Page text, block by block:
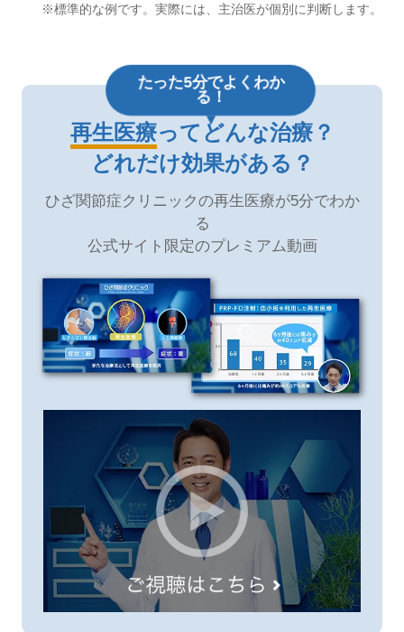
※標準的な例です。実際には、主治医が個別に判断します。
たった5分でよくわか
る！
再生医療ってどんな治療？
どれだけ効果がある？
ひざ関節症クリニックの再生医療が5分でわか
る
公式サイト限定のプレミアム動画